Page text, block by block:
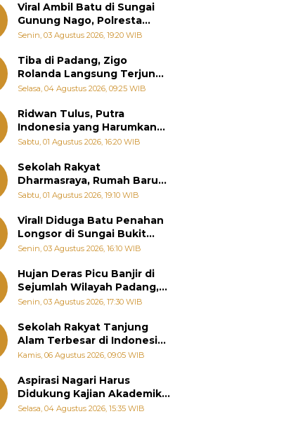
Viral Ambil Batu di Sungai
Gunung Nago, Polresta
Padang Ungkap Fakta
Senin, 03 Agustus 2026, 19:20 WIB
Tiba di Padang, Zigo
Rolanda Langsung Terjun
Bantu Warga Terdampak
Selasa, 04 Agustus 2026, 09:25 WIB
Ridwan Tulus, Putra
Indonesia yang Harumkan
Nama Bangsa hingga
Jepang
Sabtu, 01 Agustus 2026, 16:20 WIB
Sekolah Rakyat
Dharmasraya, Rumah Baru
268 Anak Menggapai Mimpi
Kemiskinan
Sabtu, 01 Agustus 2026, 19:10 WIB
Viral! Diduga Batu Penahan
Longsor di Sungai Bukit
Nago Padang Diambil, Warga
Senin, 03 Agustus 2026, 16:10 WIB
Hujan Deras Picu Banjir di
Sejumlah Wilayah Padang,
Fadly Amran Perintahkan
Senin, 03 Agustus 2026, 17:30 WIB
Sekolah Rakyat Tanjung
Alam Terbesar di Indonesia,
Groundbreaking September
Kamis, 06 Agustus 2026, 09:05 WIB
Aspirasi Nagari Harus
Didukung Kajian Akademik,
Zigo Rolanda: Agar Mudah
Selasa, 04 Agustus 2026, 15:35 WIB